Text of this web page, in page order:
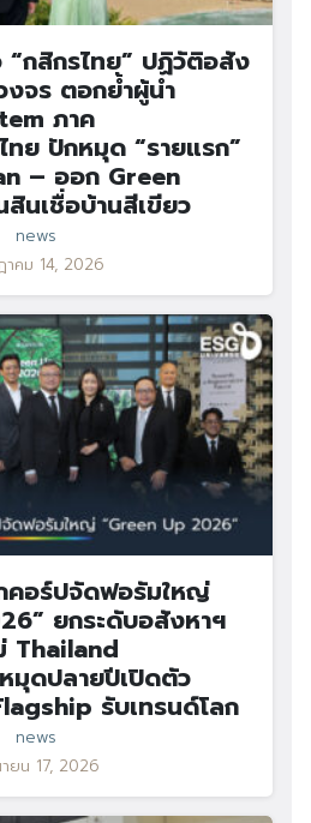
กสิกรไทย” ปฏิวัติอสัง
งจร ตอกย้ำผู้นำ
ภาค
ย ปักหมุด “รายแรก”
– ออก Green
นเชื่อบ้านสีเขียว
news
าคม 14, 2026
คอร์ปจัดฟอรัมใหญ่
ยกระดับอสังหาฯ
Thailand
มุดปลายปีเปิดตัว
รับเทรนด์โลก
news
ยน 17, 2026